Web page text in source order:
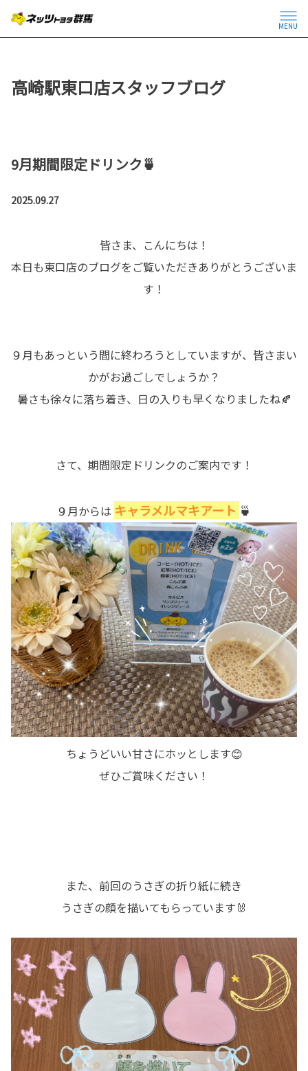
MENU
高崎駅東口店スタッフブログ
9月期間限定ドリンク🍵
2025.09.27
皆さま、こんにちは！
本日も東口店のブログをご覧いただきありがとうございま
す！
９月もあっという間に終わろうとしていますが、皆さまい
かがお過ごしでしょうか？
暑さも徐々に落ち着き、日の入りも早くなりましたね🍂
さて、期間限定ドリンクのご案内です！
９月からは キャラメルマキアート 🍵
ちょうどいい甘さにホッとします😊
ぜひご賞味ください！
また、前回のうさぎの折り紙に続き
うさぎの顔を描いてもらっています🐰